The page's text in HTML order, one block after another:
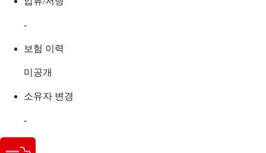
-
보험 이력
미공개
소유자 변경
-